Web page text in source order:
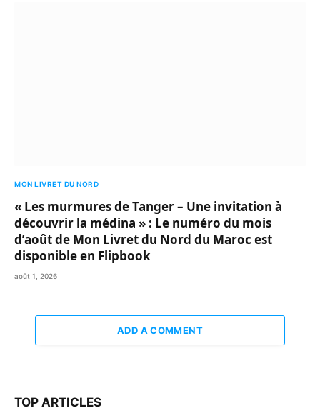
MON LIVRET DU NORD
« Les murmures de Tanger – Une invitation à
découvrir la médina » : Le numéro du mois
d’août de Mon Livret du Nord du Maroc est
disponible en Flipbook
août 1, 2026
ADD A COMMENT
TOP ARTICLES